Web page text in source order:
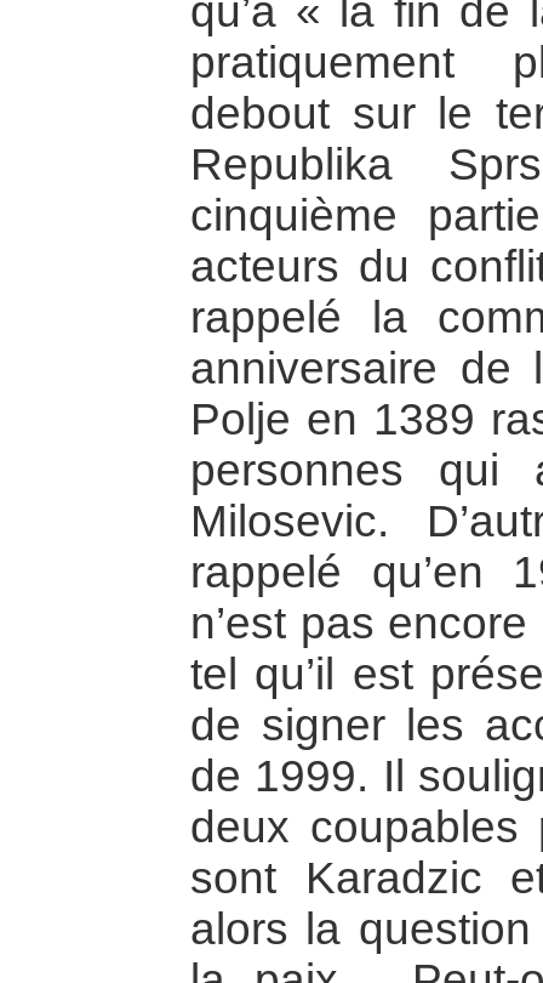
qu’à « la fin de
pratiquement
debout sur le
Republika
cinquième
acteurs du
rappelé la
anniversaire de
Polje en 1389
personnes qui
Milosevic.
rappelé qu’en
n’est pas
tel qu’il est
de signer les
de 1999. Il
deux coupables
sont Karadzic
alors la